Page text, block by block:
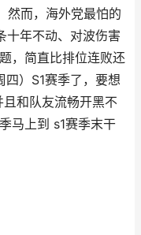
然而，海外党最怕的
十年不动、对波伤害
，简直比排位连败还
）S1赛季了，要想
和队友流畅开黑不
马上到 s1赛季末干